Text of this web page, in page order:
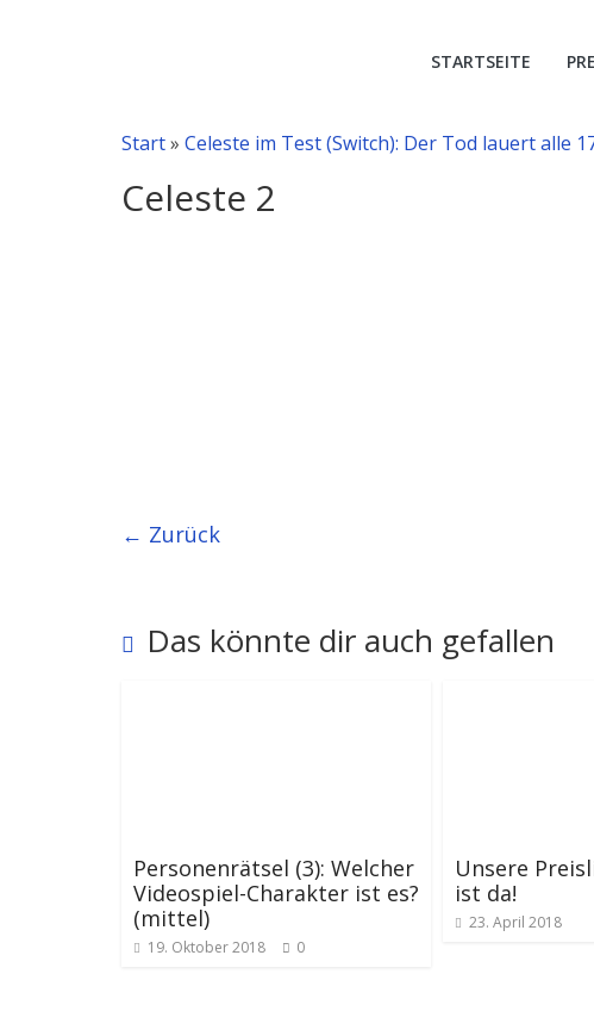
RetroVideoSpiele
mit
Preislisten
STARTSEITE
Start» Celeste im Test (Switch): Der Tod lauert alle
Celeste 2
← Zurück
Das könnte dir auch gefallen
Personenrätsel (3): Welcher
Videospiel-Charakter ist es?
(mittel)
19. Oktober 2018 0
Unsere
ist da!
23. April 2018